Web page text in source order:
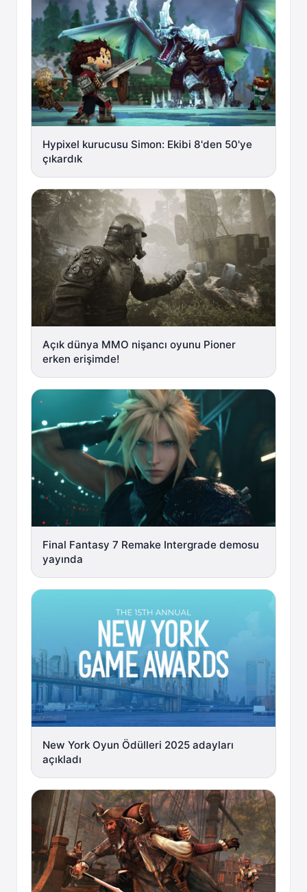
Hypixel kurucusu Simon: Ekibi 8'den 50'ye
çıkardık
Açık dünya MMO nişancı oyunu Pioner
erken erişimde!
Final Fantasy 7 Remake Intergrade demosu
yayında
New York Oyun Ödülleri 2025 adayları
açıkladı